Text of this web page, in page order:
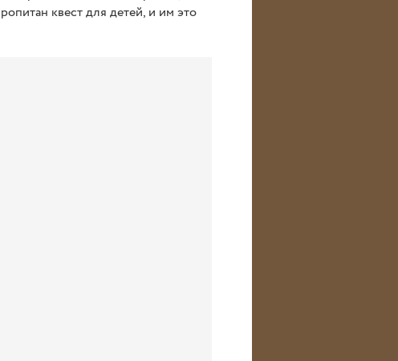
квест для детей, и им это